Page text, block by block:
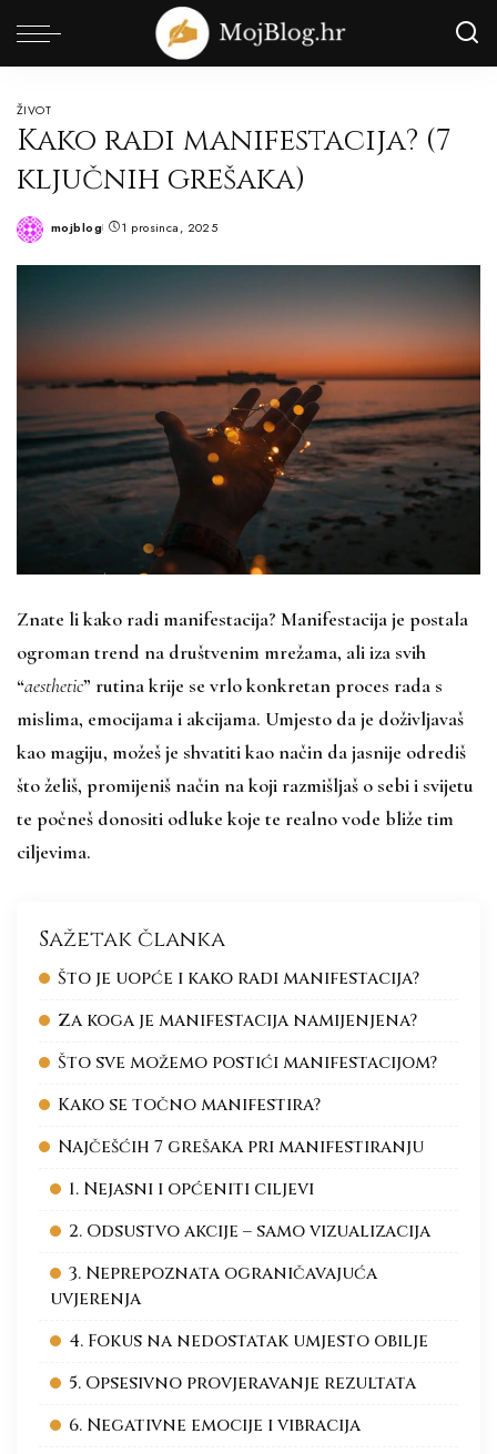
ŽIVOT
Kako radi manifestacija? (7
ključnih grešaka)
Posted
mojblog 1 prosinca, 2025
Znate li kako radi manifestacija? Manifestacija je postala
ogroman trend na društvenim mrežama, ali iza svih
“aesthetic” rutina krije se vrlo konkretan proces rada s
mislima, emocijama i akcijama. Umjesto da je doživljavaš
kao magiju, možeš je shvatiti kao način da jasnije odrediš
što želiš, promijeniš način na koji razmišljaš o sebi i svijetu
te počneš donositi odluke koje te realno vode bliže tim
ciljevima.
Sažetak članka
Što je uopće i kako radi manifestacija?
Za koga je manifestacija namijenjena?
Što sve možemo postići manifestacijom?
Kako se točno manifestira?
Najčešćih 7 grešaka pri manifestiranju
1. Nejasni i općeniti ciljevi
2. Odsustvo akcije – samo vizualizacija
3. Neprepoznata ograničavajuća
uvjerenja
4. Fokus na nedostatak umjesto obilje
5. Opsesivno provjeravanje rezultata
6. Negativne emocije i vibracija